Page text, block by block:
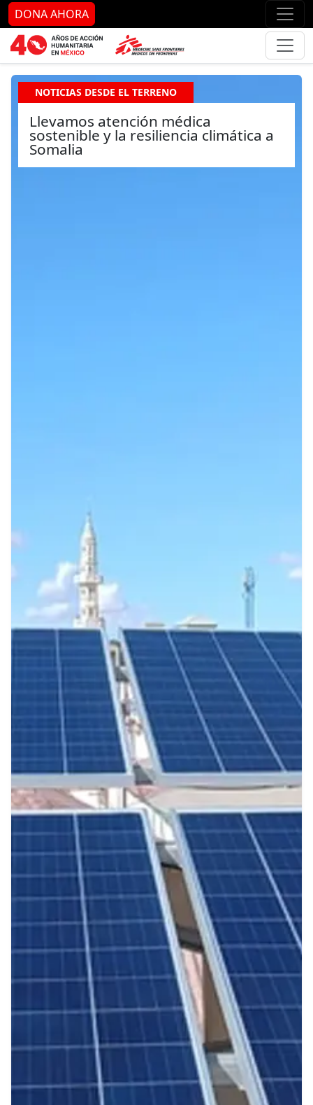
Ir al contenido principal Ir
DONA AHORA
NOTICIAS DESDE EL TERRENO
Llevamos atención médica
sostenible y la resiliencia climática a
Somalia